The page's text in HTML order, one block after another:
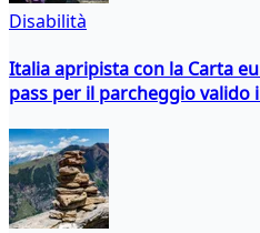
Disabilità
Italia apripista con la Carta
pass per il parcheggio valido